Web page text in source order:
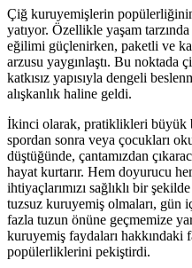
Çiğ kuruyemişlerin
yatıyor. Özellikle yaşam
eğilimi güçlenirken, paketli ve
arzusu yaygınlaştı. Bu noktada
katkısız yapısıyla dengeli
alışkanlık haline geldi.
İkinci olarak, pratiklikleri büyük
spordan sonra veya çocukları
düştüğünde, çantamızdan
hayat kurtarır. Hem doyurucu
ihtiyaçlarımızı sağlıklı bir
tuzsuz kuruyemiş olmaları, gün
fazla tuzun önüne geçmemize
kuruyemiş faydaları hakkındaki
popülerliklerini pekiştirdi.